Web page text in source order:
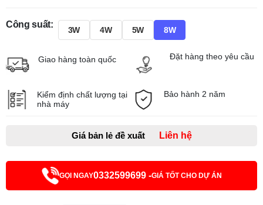
Công suất:
3W 4W 5W 8W
Giao hàng toàn quốc Đặt hàng theo yêu cầu
Kiểm định chất lượng tại
nhà máy
Bảo hành 2 năm
Giá bản lẻ đề xuất Liên hệ
GỌI NGAY0332599699 -GIÁ TỐT CHO DỰ ÁN